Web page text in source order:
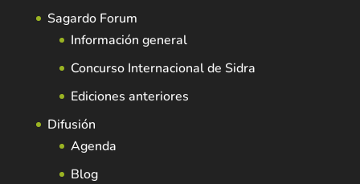
Sagardo Forum
Información general
Concurso Internacional de Sidra
Ediciones anteriores
Difusión
Agenda
Blog